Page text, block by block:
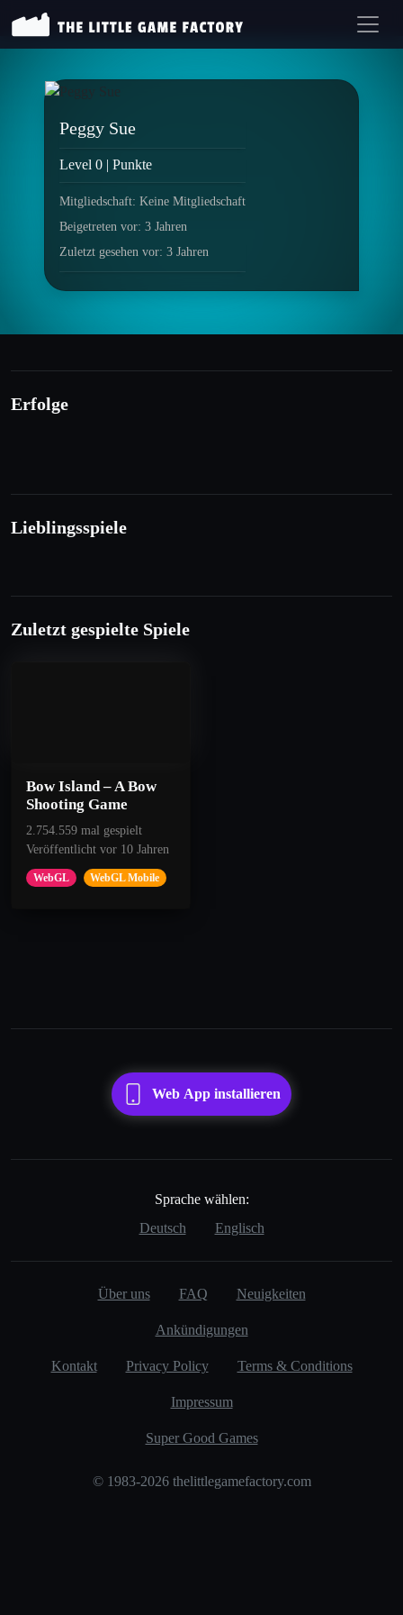
Peggy Sue
Level 0 | Punkte
Mitgliedschaft: Keine Mitgliedschaft
Beigetreten vor: 3 Jahren
Zuletzt gesehen vor: 3 Jahren
Erfolge
Lieblingsspiele
Zuletzt gespielte Spiele
Bow Island – A Bow
Shooting Game
2.754.559 mal gespielt
Veröffentlicht vor 10 Jahren
WebGL WebGL Mobile
Web App installieren
Sprache wählen:
Deutsch
Englisch
Über uns FAQ Neuigkeiten
Ankündigungen
Kontakt Privacy Policy Terms & Conditions
Impressum
Super Good Games
© 1983-2026 thelittlegamefactory.com